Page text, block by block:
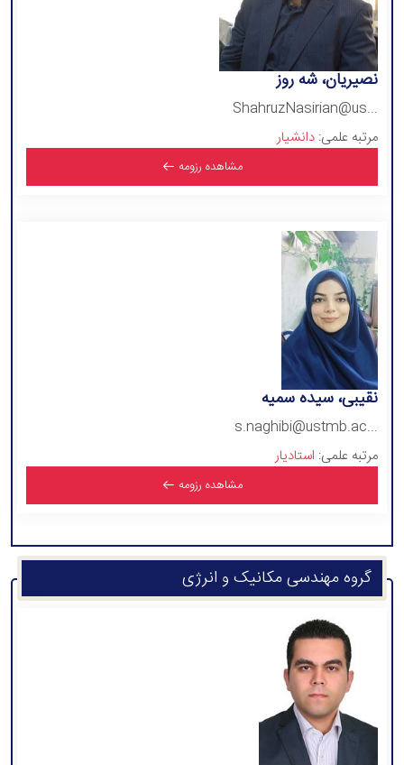
نصیریان، شه روز
ShahruzNasirian@us...
مرتبه علمی: دانشیار
مشاهده رزومه
نقیبی، سیده سمیه
s.naghibi@ustmb.ac...
مرتبه علمی: استادیار
مشاهده رزومه
گروه مهندسی مکانیک و انرژی